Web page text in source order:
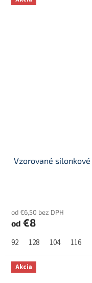
Vzorované
od €6,50 bez DPH
od €8
92 128 104 116
Akcia